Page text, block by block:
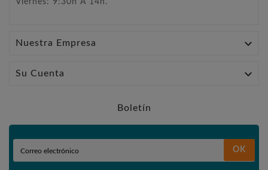
Viernes: 9:30h A 14h.
Nuestra Empresa 
Su Cuenta 
Boletín
OK